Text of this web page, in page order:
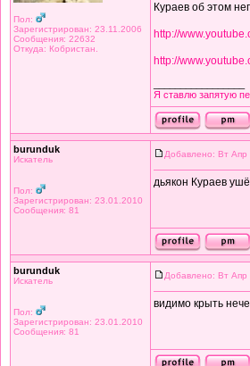
Пол:
Зарегистрирован: 23.11.2006
Сообщения: 22632
Откуда: Кобристан.
Кураев об этом
http://
http://
Я ставлю запятую
burunduk
Искатель
Пол:
Зарегистрирован: 23.01.2010
Сообщения: 81
Добавлено: Вт
дьякон Кураев
burunduk
Искатель
Пол:
Зарегистрирован: 23.01.2010
Сообщения: 81
Добавлено: Вт
видимо крыть